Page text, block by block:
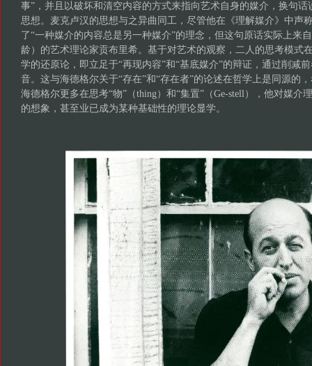
事”，并且以破坏和清空内容的方式来指向艺术自身的媒介，换句
思想。麦克卢汉的思想与之异曲同工，尽管他在《理解媒介》中声
了“一种媒介的内容总是另一种媒介”的理念，但这句原话实际上来
龄）的艺术理论家贡布里希。基于对艺术的观察，二人的思考模式
学的还原论，即立足于“再现内容”和“基底媒介”的辩证，通过削减
音。这与海德格尔关于“存在”和“存在者”的论述在哲学上是同源的
海德格尔更多在思考“物”（thing）和“集置”（Ge-stell），他对媒介
的想象，甚至业已成为某种基础性的理论显学。